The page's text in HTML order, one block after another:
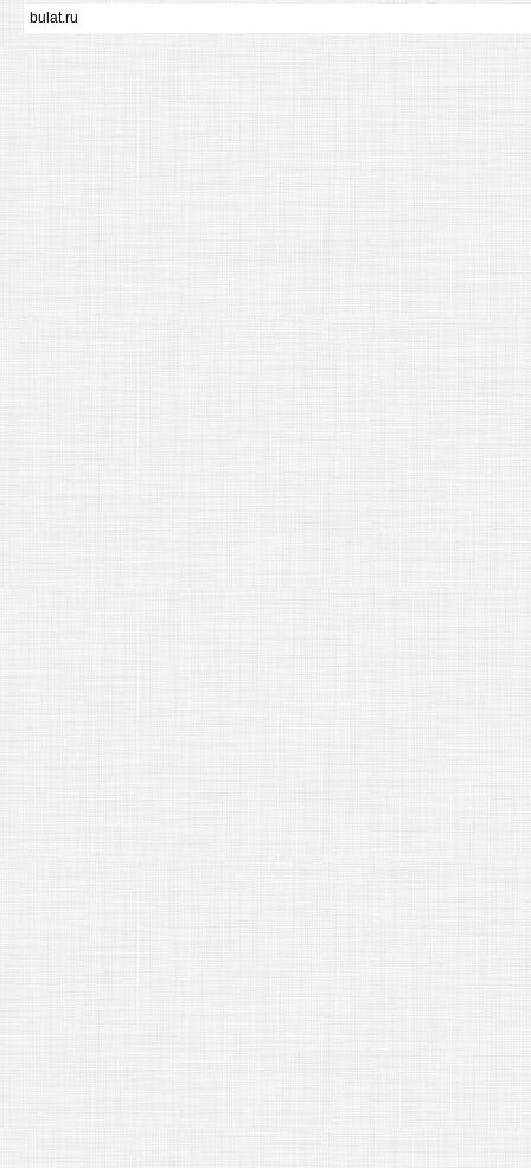
bulat.ru